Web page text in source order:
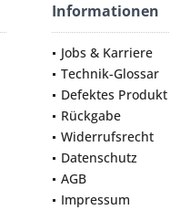
Informationen
Jobs & Karriere
Technik-Glossar
Defektes Produkt
Rückgabe
Widerrufsrecht
Datenschutz
AGB
Impressum